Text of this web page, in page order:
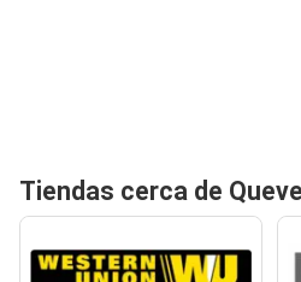
Tiendas cerca de